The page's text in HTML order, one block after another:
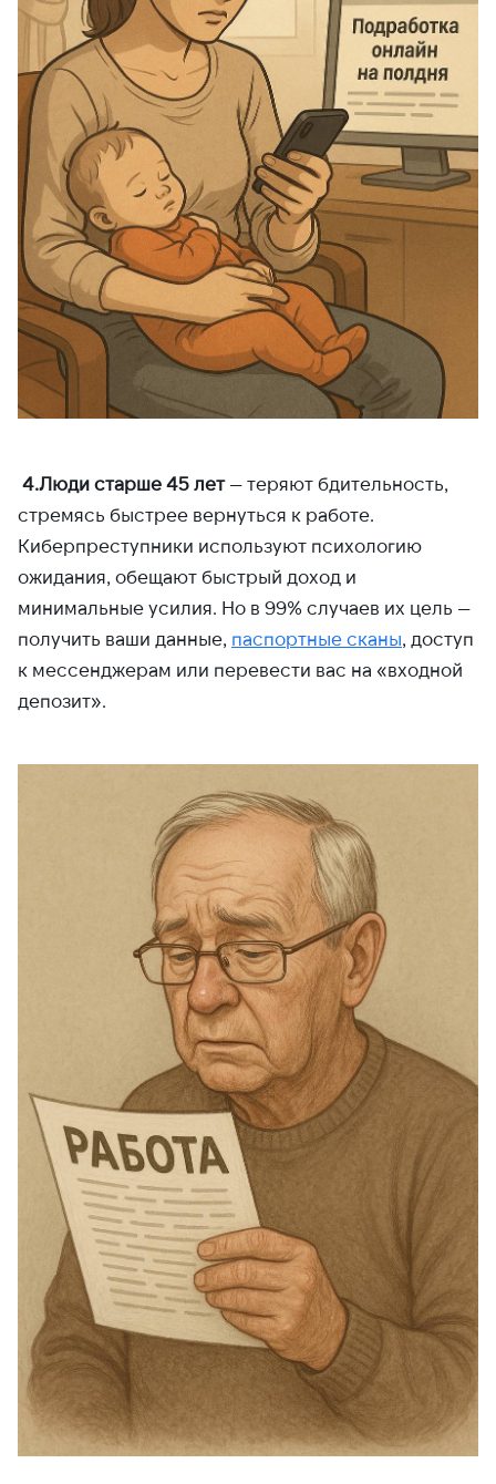
4.Люди старше 45 лет— теряют бдительность,
стремясь быстрее вернуться к работе.
Киберпреступники используют психологию
ожидания, обещают быстрый доход и
минимальные усилия. Но в 99% случаев их цель —
получить ваши данные, паспортные сканы, доступ
к мессенджерам или перевести вас на «входной
депозит».